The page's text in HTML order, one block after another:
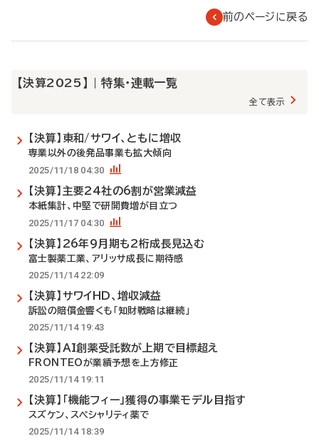
前のページに戻る
【決算2025】 | 特集・連載一覧
全て表示
【決算】東和/サワイ、ともに増収
専業以外の後発品事業も拡大傾向
2025/11/18 04:30
【決算】主要24社の6割が営業減益
本紙集計、中堅で研開費増が目立つ
2025/11/17 04:30
【決算】26年9月期も2桁成長見込む
富士製薬工業、アリッサ成長に期待感
2025/11/14 22:09
【決算】サワイHD、増収減益
訴訟の賠償金響くも「知財戦略は継続」
2025/11/14 19:43
【決算】AI創薬受託数が上期で目標超え
FRONTEOが業績予想を上方修正
2025/11/14 19:11
【決算】「機能フィー」獲得の事業モデル目指す
スズケン、スペシャリティ薬で
2025/11/14 18:39